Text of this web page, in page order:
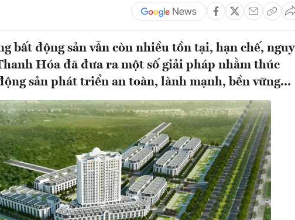
bất động sản vẫn còn nhiều tồn tại, hạn chế, nguy
Hóa đã đưa ra một số giải pháp nhằm thúc
sản phát triển an toàn, lành mạnh, bền vững...